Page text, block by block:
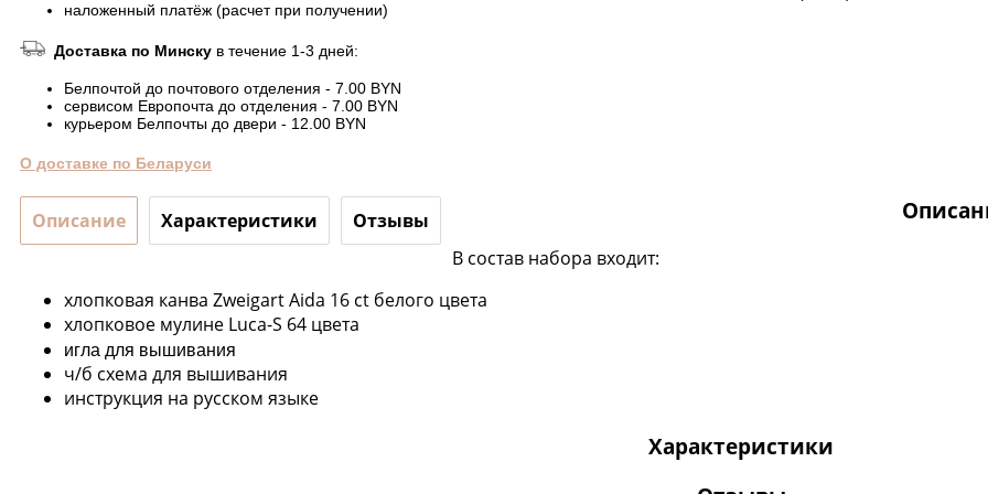
наложенный платёж (расчет при получении)
Доставка по Минску в течение 1-3 дней:
Белпочтой до почтового отделения - 7.00 BYN
сервисом Европочта до отделения - 7.00 BYN
курьером Белпочты до двери - 12.00 BYN
О доставке по Беларуси
Описание Характеристики Отзывы
В состав набора входит:
хлопковая канва Zweigart Aida 16 ct белого цвета
хлопковое мулине Luca-S 64 цвета
игла для вышивания
ч/б схема для вышивания
инструкция на русском языке
Характеристики